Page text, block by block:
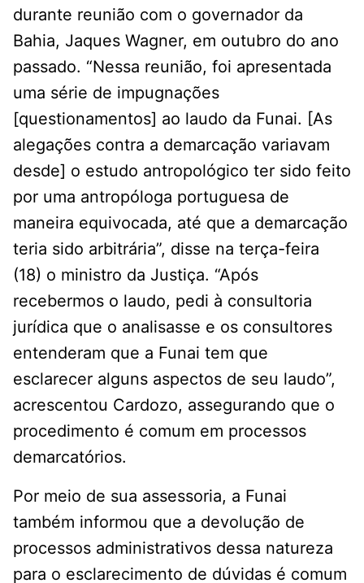
durante reunião com o governador da
Bahia, Jaques Wagner, em outubro do ano
passado. “Nessa reunião, foi apresentada
uma série de impugnações
[questionamentos] ao laudo da Funai. [As
alegações contra a demarcação variavam
desde] o estudo antropológico ter sido feito
por uma antropóloga portuguesa de
maneira equivocada, até que a demarcação
teria sido arbitrária”, disse na terça-feira
(18) o ministro da Justiça. “Após
recebermos o laudo, pedi à consultoria
jurídica que o analisasse e os consultores
entenderam que a Funai tem que
esclarecer alguns aspectos de seu laudo”,
acrescentou Cardozo, assegurando que o
procedimento é comum em processos
demarcatórios.
Por meio de sua assessoria, a Funai
também informou que a devolução de
processos administrativos dessa natureza
para o esclarecimento de dúvidas é comum